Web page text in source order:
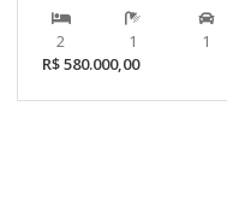
2 1
1
R$ 580.000,00